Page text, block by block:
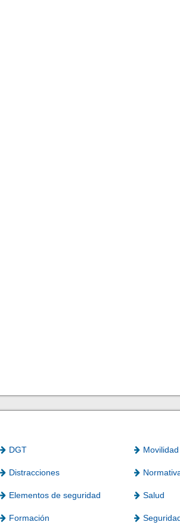
DGT
Distracciones
Elementos de seguridad Salud
Formación